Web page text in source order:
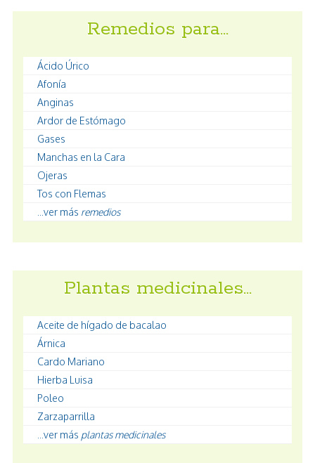
Remedios para…
Ácido Úrico
Afonía
Anginas
Ardor de Estómago
Gases
Manchas en la Cara
Ojeras
Tos con Flemas
...ver más remedios
Plantas medicinales…
Aceite de hígado de bacalao
Árnica
Cardo Mariano
Hierba Luisa
Poleo
Zarzaparrilla
...ver más plantas medicinales